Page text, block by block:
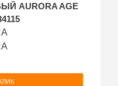
AURORA AGE